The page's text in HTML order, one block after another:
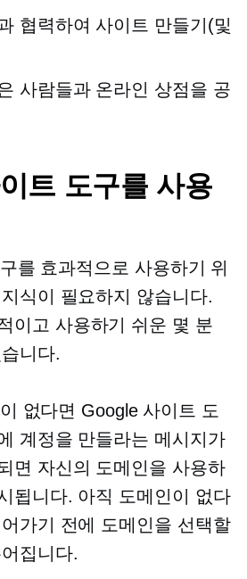
협력하여 사이트 만들기(및
사람들과 온라인 상점을 공
트 도구를 사용
를 효과적으로 사용하기 위
식이 필요하지 않습니다.
이고 사용하기 쉬운 몇 분
니다.
없다면 Google 사이트 도
계정을 만들라는 메시지가
면 자신의 도메인을 사용하
됩니다. 아직 도메인이 없다
가기 전에 도메인을 선택할
집니다.